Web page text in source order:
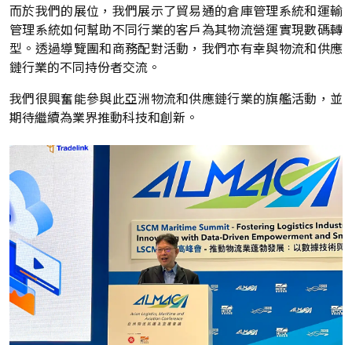
而於我們的展位，我們展示了貿易通的倉庫管理系統和運輸
管理系統如何幫助不同行業的客戶為其物流營運實現數碼轉
型。透過導覽團和商務配對活動，我們亦有幸與物流和供應
鏈行業的不同持份者交流。
我們很興奮能參與此亞洲物流和供應鏈行業的旗艦活動，並
期待繼續為業界推動科技和創新。